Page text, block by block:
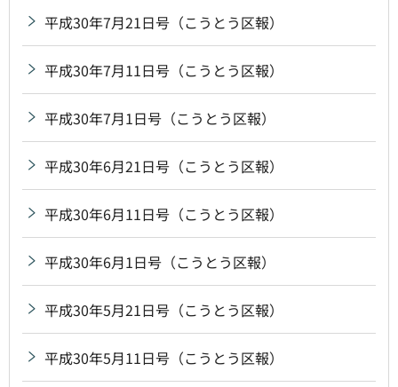
平成30年7月21日号（こうとう区報）
平成30年7月11日号（こうとう区報）
平成30年7月1日号（こうとう区報）
平成30年6月21日号（こうとう区報）
平成30年6月11日号（こうとう区報）
平成30年6月1日号（こうとう区報）
平成30年5月21日号（こうとう区報）
平成30年5月11日号（こうとう区報）